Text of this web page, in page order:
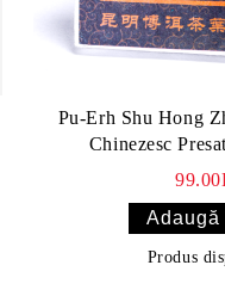
Pu-Erh Shu Hong
Chinezesc
Produs